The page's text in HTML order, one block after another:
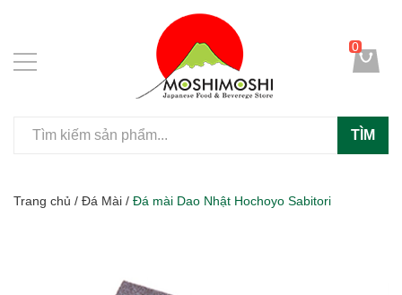
TÌM
0
Trang chủ / Đá Mài / Đá mài Dao Nhật Hochoyo Sabitori